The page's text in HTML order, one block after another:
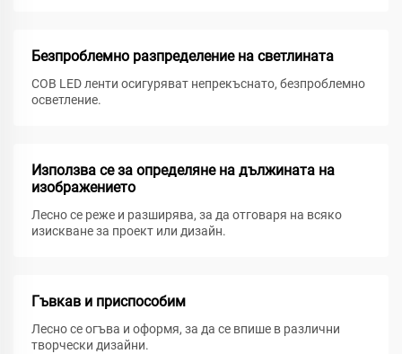
Безпроблемно разпределение на светлината
COB LED ленти осигуряват непрекъснато, безпроблемно
осветление.
Използва се за определяне на дължината на
изображението
Лесно се реже и разширява, за да отговаря на всяко
изискване за проект или дизайн.
Гъвкав и приспособим
Лесно се огъва и оформя, за да се впише в различни
творчески дизайни.